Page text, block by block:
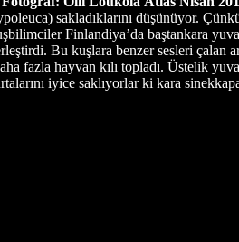
sakladıklarını düşünüyor.
Finlandiya’da baştankara
Bu kuşlara benzer sesleri çalan
fazla hayvan kılı topladı. Üstelik
iyice saklıyorlar ki kara